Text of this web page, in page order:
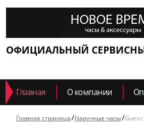
ОФИЦИАЛЬНЫЙ
Главная О компании
Главная страница Наручные часы